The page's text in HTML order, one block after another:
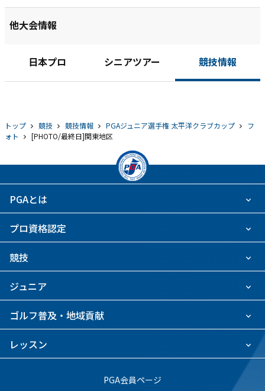
他大会情報
日本プロ シニアツアー 競技情報
トップ 競技 競技情報 PGAジュニア選手権 太平洋クラブカップ
フ
ォト
[PHOTO/最終日]関東地区
PGAとは
プロ資格認定
競技
ジュニア
ゴルフ普及・地域貢献
レッスン
PGA会員ページ